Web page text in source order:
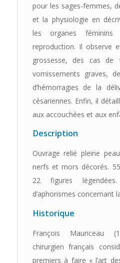
pour les sages-femmes,
et la physiologie en
les organes
reproduction. Il observe
grossesse, des cas de
vomissements graves,
d’hémorragies de la
césariennes. Enfin, il
aux accouchées et aux
Description
Ouvrage relié pleine
nerfs et mors décorés.
22 figures
d’aphorismes concernant
Historique
François Mauriceau
chirurgien français
premiers à faire « l’art